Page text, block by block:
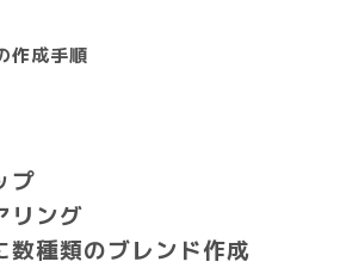
作成手順
プ
リング
種類のブレンド作成